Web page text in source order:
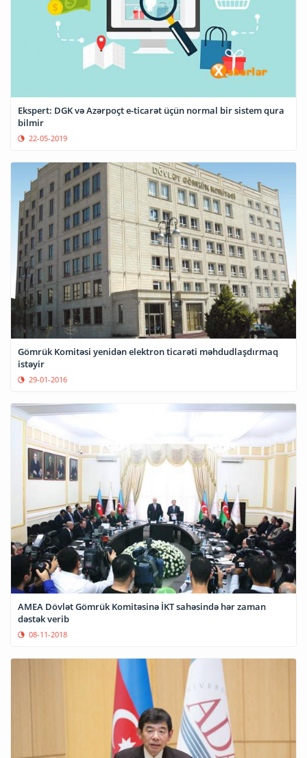
Ekspert: DGK və Azərpoçt e-ticarət üçün normal bir sistem qura
bilmir
22-05-2019
Gömrük Komitəsi yenidən elektron ticarəti məhdudlaşdırmaq
istəyir
29-01-2016
AMEA Dövlət Gömrük Komitəsinə İKT sahəsində hər zaman
dəstək verib
08-11-2018